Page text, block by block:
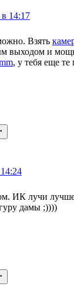
14:17
Взять
выходом и
, у тебя еще те
ИК лучи
дамы ;))))